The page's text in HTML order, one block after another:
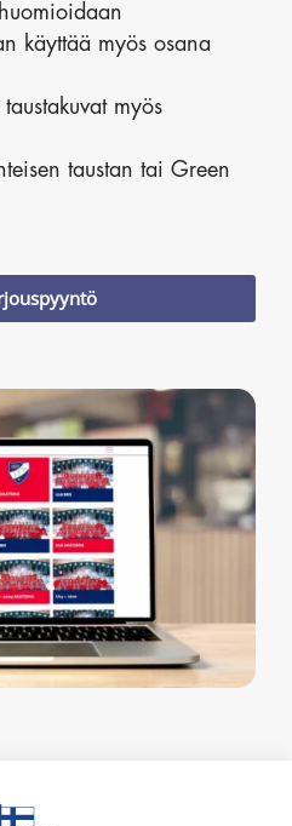
käyttää myös osana
myös
taustan tai Green